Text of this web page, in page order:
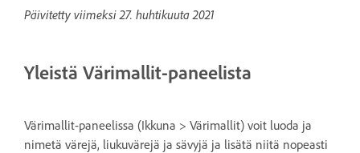
Päivitetty viimeksi27. huhtikuuta 2021
Yleistä Värimallit-paneelista
Värimallit-paneelissa (Ikkuna > Värimallit) voit luoda ja
nimetä värejä, liukuvärejä ja sävyjä ja lisätä niitä nopeasti